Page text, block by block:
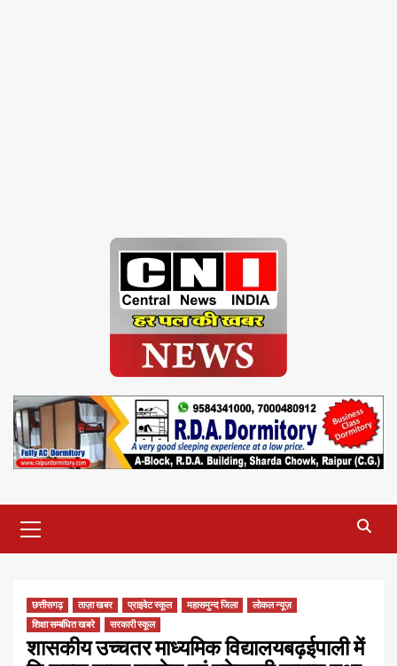
Menu
छत्तीसगढ़ ताज़ा खबर प्राइवेट स्कूल महासमुन्द जिला
लोकल न्यूज़
शिक्षा सम्बंधित खबरे
सरकारी स्कूल
शासकीय उच्चतर माध्यमिक विद्यालयबढ़ईपाली में